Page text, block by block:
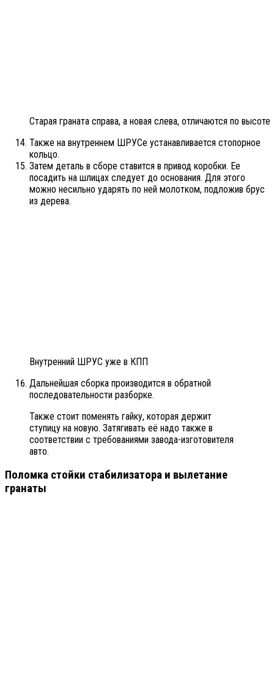
Старая граната справа, а новая слева, отличаются по высоте
Также на внутреннем ШРУСе устанавливается стопорное
кольцо.
Затем деталь в сборе ставится в привод коробки. Ее
посадить на шлицах следует до основания. Для этого
можно несильно ударять по ней молотком, подложив брус
из дерева.
Внутренний ШРУС уже в КПП
Дальнейшая сборка производится в обратной
последовательности разборке.
Также стоит поменять гайку, которая держит
ступицу на новую. Затягивать её надо также в
соответствии с требованиями завода-изготовителя
авто.
Поломка стойки стабилизатора и вылетание
гранаты